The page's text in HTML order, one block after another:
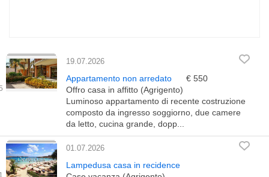
19.07.2026
Appartamento non arredato
€ 550
Offro casa in affitto (Agrigento)
Luminoso appartamento di recente costruzione
composto da ingresso soggiorno, due camere
da letto, cucina grande, dopp...
01.07.2026
Lampedusa casa in recidence